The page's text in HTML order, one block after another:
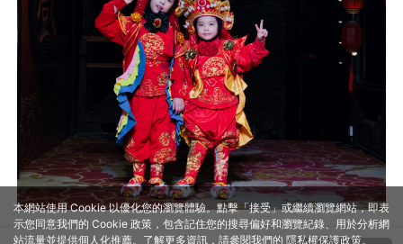
本網站使用 Cookie 以優化您的瀏覽體驗。點擊「接受」或繼續瀏覽網站，即表
示您同意我們的 Cookie 政策，包含記住您的搜尋偏好和瀏覽紀錄、用於分析網
站流量並提供個人化推薦。了解更多資訊，請參閱我們的 隱私權保護政策。